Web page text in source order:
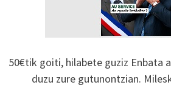
50€tik goiti, hilabete guziz Enbata
duzu zure gutunontzian.